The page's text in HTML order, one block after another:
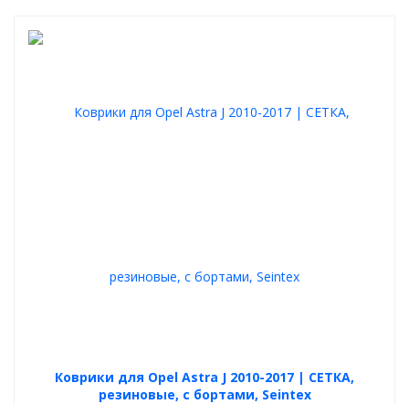
Коврики для Opel Astra J 2010-2017 | СЕТКА,
резиновые, с бортами, Seintex